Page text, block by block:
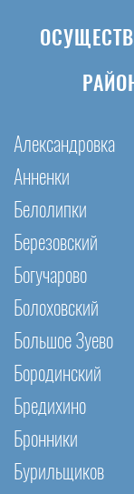
Александровка
Анненки
Белолипки
Березовский
Богучарово
Болоховский
Большое Зуево
Бородинский
Бредихино
Бронники
Бурильщиков